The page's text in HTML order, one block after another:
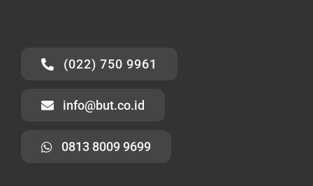
(022) 750 9961
info@but.co.id
0813 8009 9699